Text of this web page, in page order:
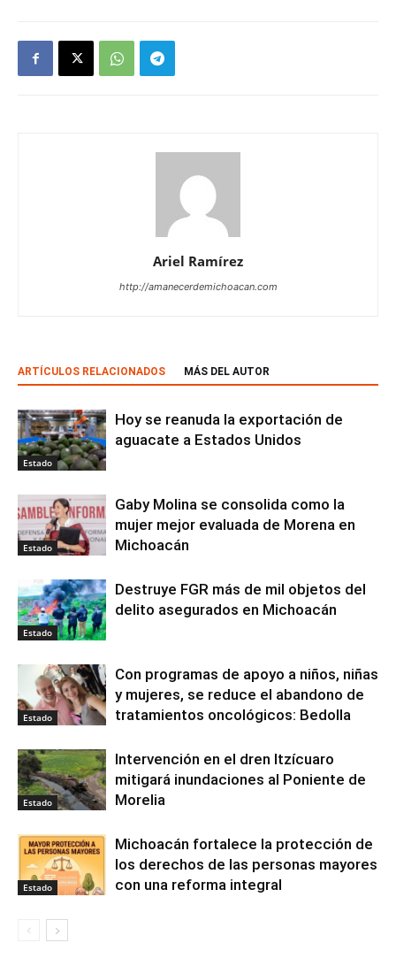
Ariel Ramírez
http://amanecerdemichoacan.com
ARTÍCULOS RELACIONADOS MÁS DEL AUTOR
Estado
Hoy se reanuda la exportación de
aguacate a Estados Unidos
Estado
Gaby Molina se consolida como la
mujer mejor evaluada de Morena en
Michoacán
Estado
Destruye FGR más de mil objetos del
delito asegurados en Michoacán
Estado
Con programas de apoyo a niños, niñas
y mujeres, se reduce el abandono de
tratamientos oncológicos: Bedolla
Estado
Intervención en el dren Itzícuaro
mitigará inundaciones al Poniente de
Morelia
Estado
Michoacán fortalece la protección de
los derechos de las personas mayores
con una reforma integral